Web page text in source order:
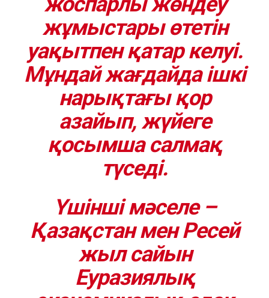
жұмыстары өтетін
уақытпен қатар келуі.
Мұндай жағдайда ішкі
нарықтағы қор
азайып, жүйеге
қосымша салмақ
түседі.
Үшінші мәселе–
Қазақстан мен Ресей
жыл сайын
Еуразиялық